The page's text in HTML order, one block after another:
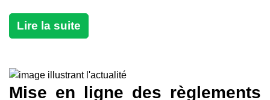
Lire la suite
Mise en ligne des règlements